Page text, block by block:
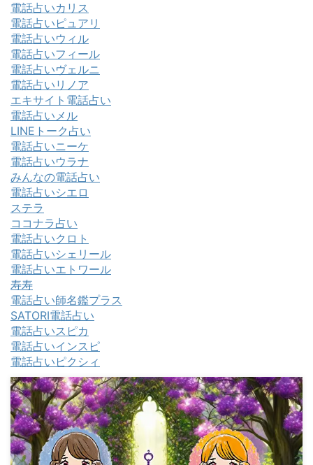
電話占いカリス
電話占いピュアリ
電話占いウィル
電話占いフィール
電話占いヴェルニ
電話占いリノア
エキサイト電話占い
電話占いメル
LINEトーク占い
電話占いニーケ
電話占いウラナ
みんなの電話占い
電話占いシエロ
ステラ
ココナラ占い
電話占いクロト
電話占いシェリール
電話占いエトワール
寿寿
電話占い師名鑑プラス
SATORI電話占い
電話占いスピカ
電話占いインスピ
電話占いピクシィ